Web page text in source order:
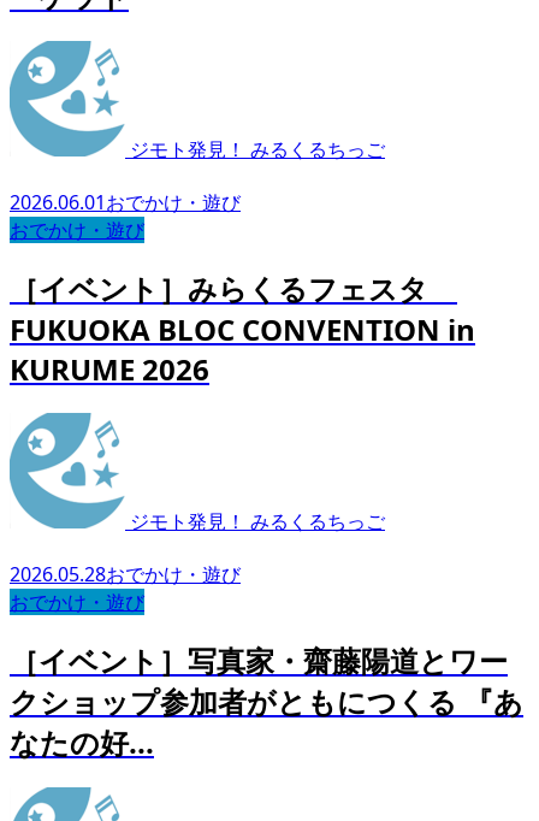
ジモト発見！ みるくるちっご
2026.06.01おでかけ・遊び
おでかけ・遊び
［イベント］みらくるフェスタ
FUKUOKA BLOC CONVENTION in
KURUME 2026
ジモト発見！ みるくるちっご
2026.05.28おでかけ・遊び
おでかけ・遊び
［イベント］写真家・齋藤陽道とワー
クショップ参加者がともにつくる 『あ
なたの好...